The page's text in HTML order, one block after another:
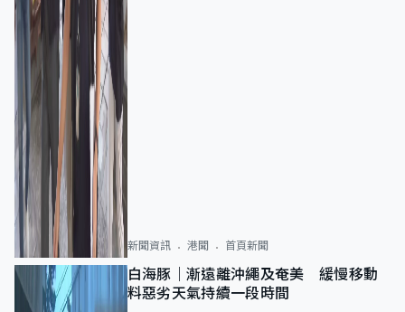
新聞資訊 港聞 首頁新聞
白海豚｜漸遠離沖繩及奄美 緩慢移動
料惡劣天氣持續一段時間